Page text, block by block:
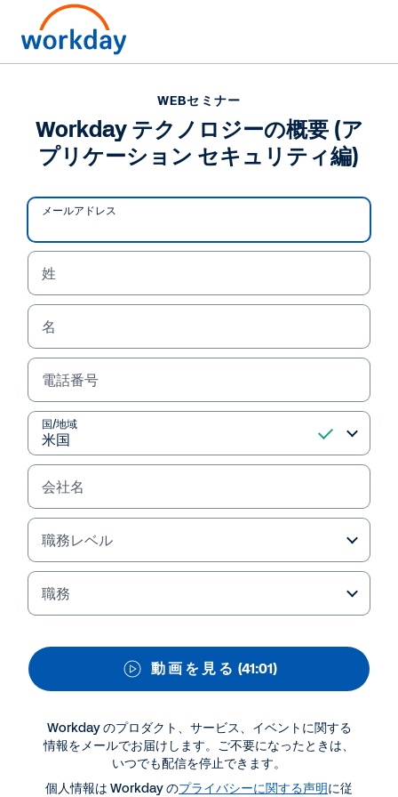
WEBセミナー
Workday テクノロジーの
概要 (アプリケーション
セキュリティ編)
資料ダウンロード・関連情報
WEBセミナー
Workday テクノロジーの概要 (アプリケーション セ
WEBセミナー
Workday テクノロジーの概要 (ア
プリケーション セキュリティ編)
メールアドレス
姓
名
電話番号
国/地域
会社名
職務レベル
職務
動 画 を 見 る (41:01)
Workday のプロダクト、サービス、イベントに関する
情報をメールでお届けします。ご不要になったときは、
いつでも配信を停止できます。
個人情報は Workday のプライバシーに関する声明に従